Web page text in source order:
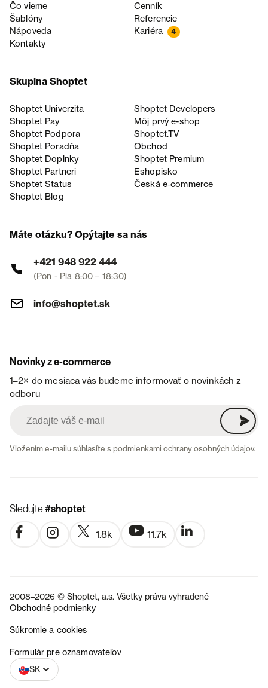
Čo vieme
Cenník
Šablóny
Referencie
Nápoveda
Kariéra 4
Kontakty
Skupina Shoptet
Shoptet Univerzita
Shoptet Developers
Shoptet Pay
Môj prvý e-shop
Shoptet Podpora
Shoptet.TV
Shoptet Poradňa
Obchod
Shoptet Doplnky
Shoptet Premium
Shoptet Partneri
Eshopisko
Shoptet Status
Česká e‑commerce
Shoptet Blog
Máte otázku? Opýtajte sa nás
+421 948 922 444
(Pon - Pia 8:00 – 18:30)
info@shoptet.sk
Novinky z e-commerce
1–2× do mesiaca vás budeme informovať o novinkách z
odboru
Vložením e-mailu súhlasíte spodmienkami ochrany osobných údajov.
Sledujte#shoptet
1.8k 11.7k
2008–2026 © Shoptet, a.s. Všetky práva vyhradené
Obchodné podmienky
Súkromie a cookies
Formulár pre oznamovateľov
SK